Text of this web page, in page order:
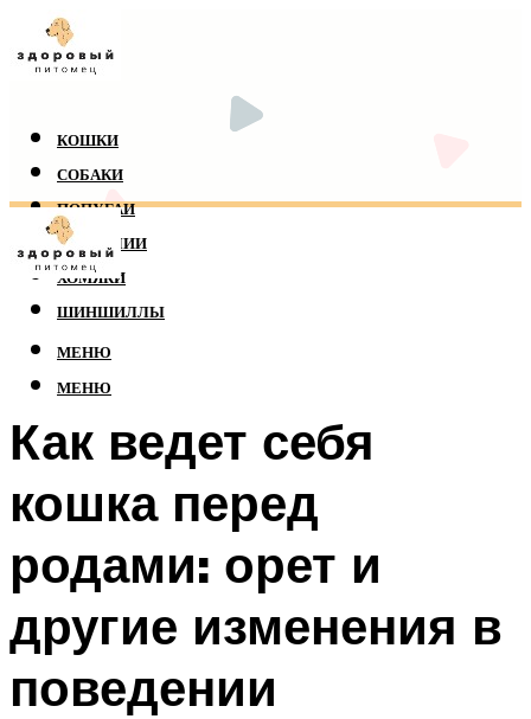
КОШКИ
СОБАКИ
ПОПУГАИ
РЕПТИЛИИ
ХОМЯКИ
ШИНШИЛЛЫ
МЕНЮ
МЕНЮ
Как ведет себя
кошка перед
родами: орет и
другие изменения в
поведении